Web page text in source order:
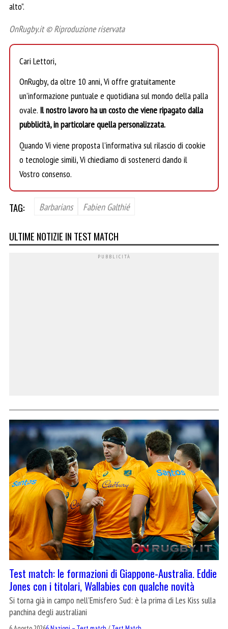
alto”.
OnRugby.it © Riproduzione riservata
Cari Lettori,
OnRugby, da oltre 10 anni, Vi offre gratuitamente
un’informazione puntuale e quotidiana sul mondo della palla
ovale. Il nostro lavoro ha un costo che viene ripagato dalla
pubblicità, in particolare quella personalizzata.
Quando Vi viene proposta l’informativa sul rilascio di cookie
o tecnologie simili, Vi chiediamo di sostenerci dando il
Vostro consenso.
TAG: Barbarians Fabien Galthié
ULTIME NOTIZIE IN TEST MATCH
Test match: le formazioni di Giappone-Australia. Eddie
Jones con i titolari, Wallabies con qualche novità
Si torna già in campo nell'Emisfero Sud: è la prima di Les Kiss sulla
panchina degli australiani